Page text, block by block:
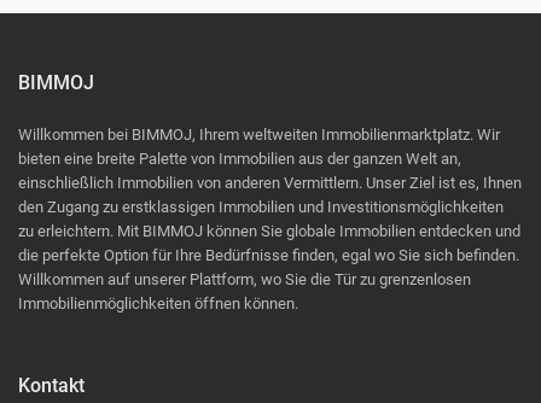
BIMMOJ
Willkommen bei BIMMOJ, Ihrem weltweiten Immobilienmarktplatz. Wir
bieten eine breite Palette von Immobilien aus der ganzen Welt an,
einschließlich Immobilien von anderen Vermittlern. Unser Ziel ist es, Ihnen
den Zugang zu erstklassigen Immobilien und Investitionsmöglichkeiten
zu erleichtern. Mit BIMMOJ können Sie globale Immobilien entdecken und
die perfekte Option für Ihre Bedürfnisse finden, egal wo Sie sich befinden.
Willkommen auf unserer Plattform, wo Sie die Tür zu grenzenlosen
Immobilienmöglichkeiten öffnen können.
Kontakt